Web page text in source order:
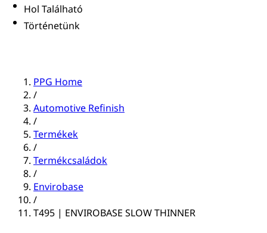
Hol Található
Történetünk
PPG Home
/
Automotive Refinish
/
Termékek
/
Termékcsaládok
/
Envirobase
/
T495 | ENVIROBASE SLOW THINNER